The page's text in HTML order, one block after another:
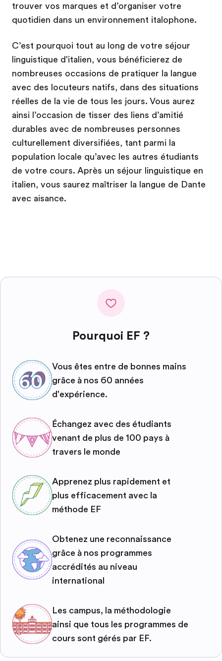
trouver vos marques et d’organiser votre
quotidien dans un environnement italophone.
C’est pourquoi tout au long de votre séjour
linguistique d'italien, vous bénéficierez de
nombreuses occasions de pratiquer la langue
avec des locuteurs natifs, dans des situations
réelles de la vie de tous les jours. Vous aurez
ainsi l’occasion de tisser des liens d’amitié
durables avec de nombreuses personnes
culturellement diversifiées, tant parmi la
population locale qu’avec les autres étudiants
de votre cours. Après un séjour linguistique en
italien, vous saurez maîtriser la langue de Dante
avec aisance.
Pourquoi EF ?
Vous êtes entre de bonnes mains
grâce à nos 60 années
d'expérience.
Échangez avec des étudiants
venant de plus de 100 pays à
travers le monde
Apprenez plus rapidement et
plus efficacement avec la
méthode EF
Obtenez une reconnaissance
grâce à nos programmes
accrédités au niveau
international
Les campus, la méthodologie
ainsi que tous les programmes de
cours sont gérés par EF.